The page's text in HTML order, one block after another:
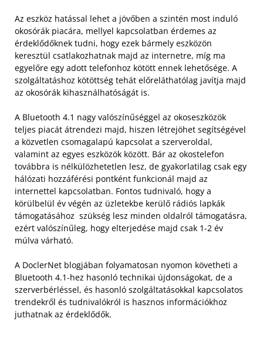
Az eszköz hatással lehet a jövőben a szintén most induló
okosórák piacára, mellyel kapcsolatban érdemes az
érdeklődőknek tudni, hogy ezek bármely eszközön
keresztül csatlakozhatnak majd az internetre, míg ma
egyelőre egy adott telefonhoz kötött ennek lehetősége. A
szolgáltatáshoz kötöttség tehát előreláthatólag javítja majd
az okosórák kihasználhatóságát is.
A Bluetooth 4.1 nagy valószínűséggel az okoseszközök
teljes piacát átrendezi majd, hiszen létrejöhet segítségével
a közvetlen csomagalapú kapcsolat a szerveroldal,
valamint az egyes eszközök között. Bár az okostelefon
továbbra is nélkülözhetetlen lesz, de gyakorlatilag csak egy
hálózati hozzáférési pontként funkcionál majd az
internettel kapcsolatban. Fontos tudnivaló, hogy a
körülbelül év végén az üzletekbe kerülő rádiós lapkák
támogatásához szükség lesz minden oldalról támogatásra,
ezért valószínűleg, hogy elterjedése majd csak 1-2 év
múlva várható.
A DoclerNet blogjában folyamatosan nyomon követheti a
Bluetooth 4.1-hez hasonló technikai újdonságokat, de a
szerverbérléssel, és hasonló szolgáltatásokkal kapcsolatos
trendekről és tudnivalókról is hasznos információkhoz
juthatnak az érdeklődők.